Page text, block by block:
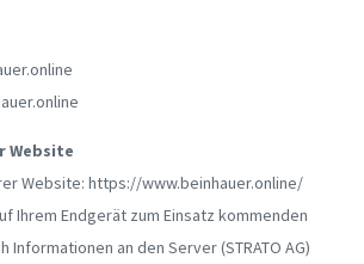
Website
Website: https://www.beinhauer.online/
Ihrem Endgerät zum Einsatz kommenden
an den Server (STRATO AG)